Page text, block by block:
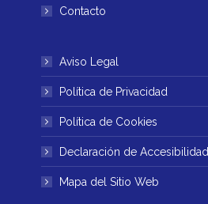
Contacto
Aviso Legal
Política de Privacidad
Política de Cookies
Declaración de Accesibilidad
Mapa del Sitio Web